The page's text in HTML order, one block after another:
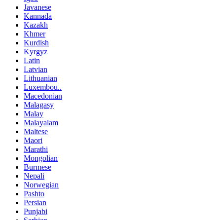
Javanese
Kannada
Kazakh
Khmer
Kurdish
Kyrgyz
Latin
Latvian
Lithuanian
Luxembou..
Macedonian
Malagasy
Malay
Malayalam
Maltese
Maori
Marathi
Mongolian
Burmese
Nepali
Norwegian
Pashto
Persian
Punjabi